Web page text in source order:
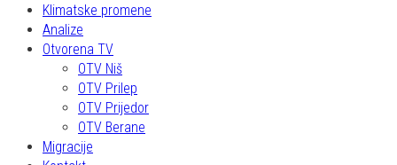
Klimatske promene
Analize
Otvorena TV
OTV Niš
OTV Prilep
OTV Prijedor
OTV Berane
Migracije